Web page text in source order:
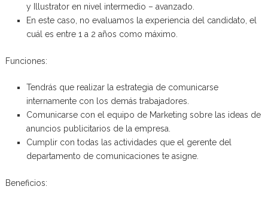
y Illustrator en nivel intermedio – avanzado.
En este caso, no evaluamos la experiencia del candidato, el
cuál es entre 1 a 2 años como máximo.
Funciones:
Tendrás que realizar la estrategia de comunicarse
internamente con los demás trabajadores.
Comunicarse con el equipo de Marketing sobre las ideas de
anuncios publicitarios de la empresa.
Cumplir con todas las actividades que el gerente del
departamento de comunicaciones te asigne.
Beneficios: